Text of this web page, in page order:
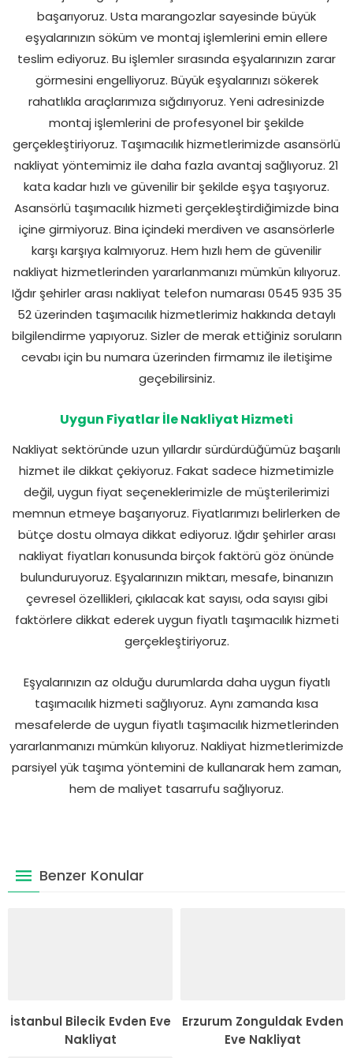
başarıyoruz. Usta marangozlar sayesinde büyük
eşyalarınızın söküm ve montaj işlemlerini emin ellere
teslim ediyoruz. Bu işlemler sırasında eşyalarınızın zarar
görmesini engelliyoruz. Büyük eşyalarınızı sökerek
rahatlıkla araçlarımıza sığdırıyoruz. Yeni adresinizde
montaj işlemlerini de profesyonel bir şekilde
gerçekleştiriyoruz. Taşımacılık hizmetlerimizde asansörlü
nakliyat yöntemimiz ile daha fazla avantaj sağlıyoruz. 21
kata kadar hızlı ve güvenilir bir şekilde eşya taşıyoruz.
Asansörlü taşımacılık hizmeti gerçekleştirdiğimizde bina
içine girmiyoruz. Bina içindeki merdiven ve asansörlerle
karşı karşıya kalmıyoruz. Hem hızlı hem de güvenilir
nakliyat hizmetlerinden yararlanmanızı mümkün kılıyoruz.
Iğdır şehirler arası nakliyat telefon numarası 0545 935 35
52 üzerinden taşımacılık hizmetlerimiz hakkında detaylı
bilgilendirme yapıyoruz. Sizler de merak ettiğiniz soruların
cevabı için bu numara üzerinden firmamız ile iletişime
geçebilirsiniz.
Uygun Fiyatlar İle Nakliyat Hizmeti
Nakliyat sektöründe uzun yıllardır sürdürdüğümüz başarılı
hizmet ile dikkat çekiyoruz. Fakat sadece hizmetimizle
değil, uygun fiyat seçeneklerimizle de müşterilerimizi
memnun etmeye başarıyoruz. Fiyatlarımızı belirlerken de
bütçe dostu olmaya dikkat ediyoruz. Iğdır şehirler arası
nakliyat fiyatları konusunda birçok faktörü göz önünde
bulunduruyoruz. Eşyalarınızın miktarı, mesafe, binanızın
çevresel özellikleri, çıkılacak kat sayısı, oda sayısı gibi
faktörlere dikkat ederek uygun fiyatlı taşımacılık hizmeti
gerçekleştiriyoruz.
Eşyalarınızın az olduğu durumlarda daha uygun fiyatlı
taşımacılık hizmeti sağlıyoruz. Aynı zamanda kısa
mesafelerde de uygun fiyatlı taşımacılık hizmetlerinden
yararlanmanızı mümkün kılıyoruz. Nakliyat hizmetlerimizde
parsiyel yük taşıma yöntemini de kullanarak hem zaman,
hem de maliyet tasarrufu sağlıyoruz.
Benzer Konular
İstanbul Bilecik Evden Eve
Nakliyat
Erzurum Zonguldak Evden
Eve Nakliyat